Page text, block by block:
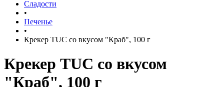
Сладости
•
Печенье
•
Крекер TUC со вкусом "Краб", 100 г
Крекер TUC со вкусом
"Краб", 100 г